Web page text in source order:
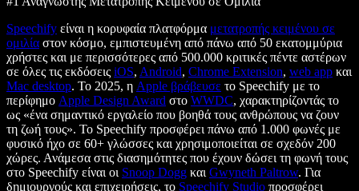
Speechify είναι η κορυφαία πλατφόρμα μετατροπής κειμένου σε
ομιλία στον κόσμο, εμπιστευμένη από πάνω από 50 εκατομμύρια
χρήστες και με περισσότερες από 500.000 κριτικές πέντε αστέρων
σε όλες τις εκδόσεις iOS, Android, Chrome Extension, web app και
Mac desktop. Το 2025, η Apple βράβευσε το Speechify με το
περίφημο Apple Design Award στο WWDC, χαρακτηρίζοντάς το
ως «ένα σημαντικό εργαλείο που βοηθά τους ανθρώπους να ζουν
τη ζωή τους». Το Speechify προσφέρει πάνω από 1.000 φωνές με
φυσικό ήχο σε 60+ γλώσσες και χρησιμοποιείται σε σχεδόν 200
χώρες. Ανάμεσα στις διασημότητες που έχουν δώσει τη φωνή τους
στο Speechify είναι οι Snoop Dogg και Gwyneth Paltrow. Για
δημιουργούς και επιχειρήσεις, το Speechify Studio προσφέρει